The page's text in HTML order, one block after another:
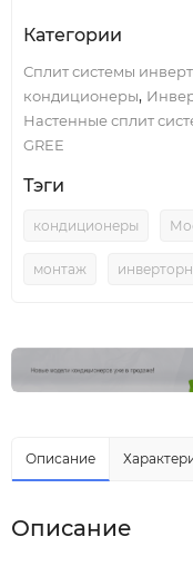
Категории
Сплит системы
кондиционеры,
Настенные сплит
GREE
Тэги
кондиционеры
монтаж
Описание
Описание